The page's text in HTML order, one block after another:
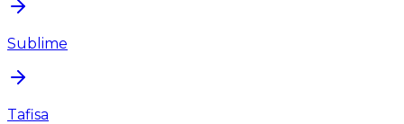
Sublime
Tafisa